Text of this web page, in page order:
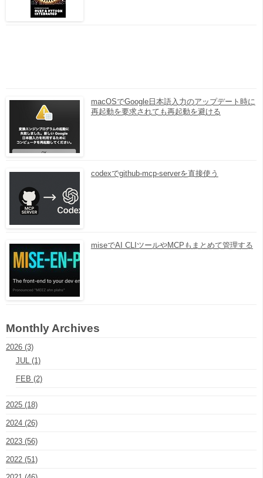
macOSでGoogle日本語入力のアップデート時に
再起動を要求されても再起動を避ける
codexでgithub-mcp-serverを直接使う
miseでAI CLIツールやMCPもまとめて管理する
Monthly Archives
2026 (3)
JUL (1)
FEB (2)
2025 (18)
2024 (26)
2023 (56)
2022 (51)